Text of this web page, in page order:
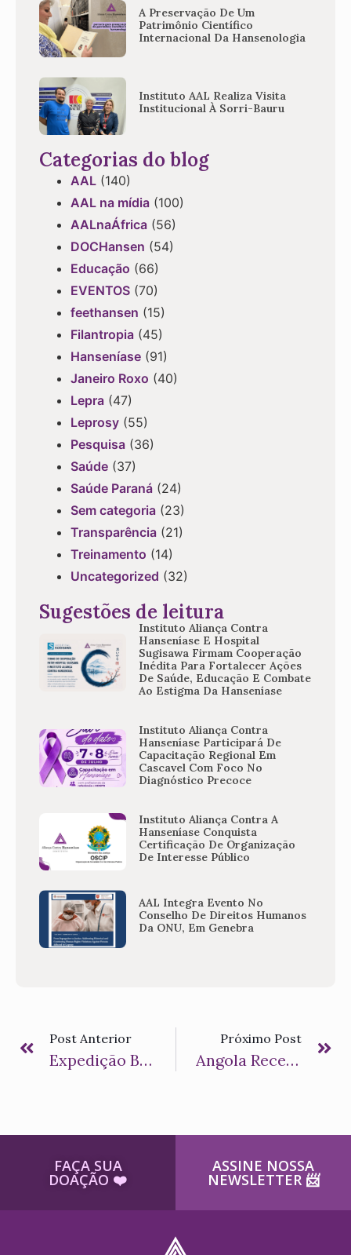
A Preservação De Um
Patrimônio Científico
Internacional Da Hansenologia
Instituto AAL Realiza Visita
Institucional À Sorri-Bauru
Categorias do blog
AAL (140)
AAL na mídia (100)
AALnaÁfrica (56)
DOCHansen (54)
Educação (66)
EVENTOS (70)
feethansen (15)
Filantropia (45)
Hanseníase (91)
Janeiro Roxo (40)
Lepra (47)
Leprosy (55)
Pesquisa (36)
Saúde (37)
Saúde Paraná (24)
Sem categoria (23)
Transparência (21)
Treinamento (14)
Uncategorized (32)
Sugestões de leitura
Instituto Aliança Contra
Hanseníase E Hospital
Sugisawa Firmam Cooperação
Inédita Para Fortalecer Ações
De Saúde, Educação E Combate
Ao Estigma Da Hanseníase
Instituto Aliança Contra
Hanseníase Participará De
Capacitação Regional Em
Cascavel Com Foco No
Diagnóstico Precoce
Instituto Aliança Contra A
Hanseníase Conquista
Certificação De Organização
De Interesse Público
AAL Integra Evento No
Conselho De Direitos Humanos
Da ONU, Em Genebra
Post Anterior
Expedição Busca Novas Formas De Diagnóstico Da Hanseníase Em Comunidade No Pará
Próximo Post
Angola Recebe Relatora Da ONU Para O Fim Da Discriminação Contra Hanseníase
FAÇA SUA
DOAÇÃO ​❤️
ASSINE NOSSA
NEWSLETTER ​📨